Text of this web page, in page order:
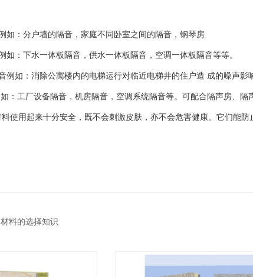
如：分户墙的隔音，家庭不同卧室之间的隔音，钢琴房
如：下水一体板隔音，供水一体板隔音，空调一体板隔音等等。
例如：消除公寓楼内的电梯运行对临近电梯井的住户造 成的噪声影
：工厂设备隔音，机房隔音，空调系统隔音等。可配合隔声房、
使用起来十分安全，既不会刺激皮肤，亦不会危害健康。它们能
料的选择知识